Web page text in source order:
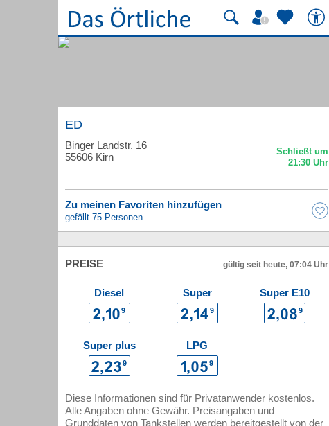
ED
Binger Landstr. 16
55606 Kirn
Zu meinen Favoriten hinzufügen
gefällt 75 Personen
PREISE gültig seit heute, 07:04 Uhr
Diesel Super Super E10
Super plus LPG
Diese Informationen sind für Privatanwender kostenlos.
Alle Angaben ohne Gewähr. Preisangaben und
Grunddaten von Tankstellen werden bereitgestellt von der